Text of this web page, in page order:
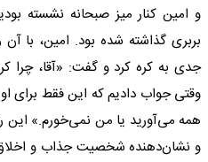
و امین کنار میز صبحانه نشسته
بربری گذاشته شده بود. امین، با
جدی به کره کرد و گفت: «آقا، چرا
وقتی جواب دادیم که این فقط برای
همه می‌آورید یا من نمی‌خورم.» این
و نشان‌دهنده شخصیت جذاب و